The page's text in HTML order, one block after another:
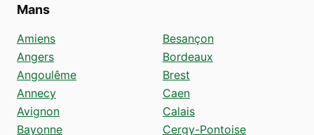
Mans
Amiens
Angers
Angoulême
Annecy
Avignon
Bayonne
Besançon
Bordeaux
Brest
Caen
Calais
Cergy-Pontoise